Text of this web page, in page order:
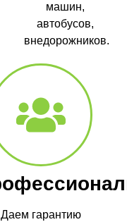
машин,
автобусов,
внедорожников.
Даем гарантию